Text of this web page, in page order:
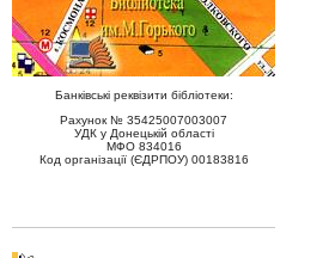
Банківські реквізити бібліотеки:
Рахунок № 35425007003007
УДК у Донецькій області
МФО 834016
Код організації (ЄДРПОУ) 00183816